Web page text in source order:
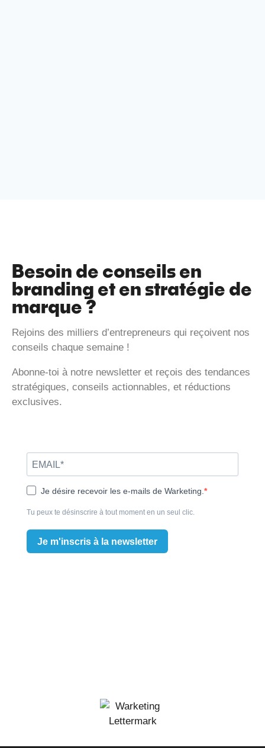
Besoin de conseils en
branding et en stratégie de
marque ?
Rejoins des milliers d’entrepreneurs qui reçoivent nos
conseils chaque semaine !
Abonne-toi à notre newsletter et reçois des tendances
stratégiques, conseils actionnables, et réductions
exclusives.
Je désire recevoir les e-mails de Warketing.
Tu peux te désinscrire à tout moment en un seul clic.
Je m'inscris à la newsletter